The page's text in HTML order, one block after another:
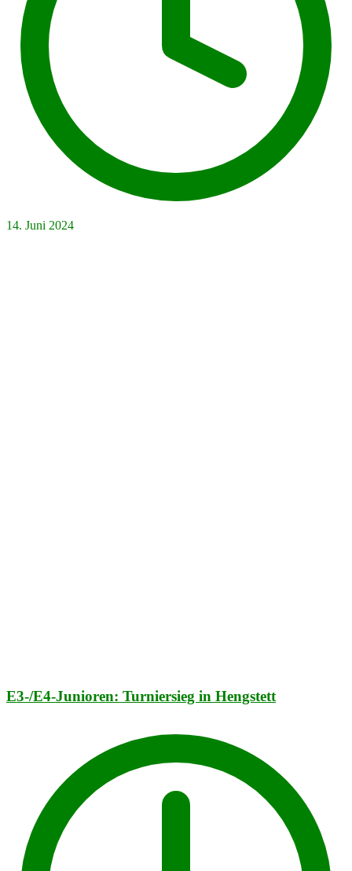
14. Juni 2024
E3-/E4-Junioren: Turniersieg in Hengstett